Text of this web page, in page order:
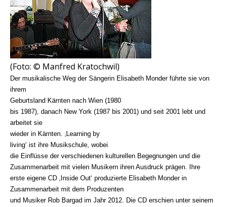
(Foto: © Manfred Kratochwil)
Der musikalische Weg der Sängerin Elisabeth Monder führte sie von
ihrem
Geburtsland Kärnten nach Wien (1980
bis 1987), danach New York (1987 bis 2001) und seit 2001 lebt und
arbeitet sie
wieder in Kärnten. ‚Learning by
living‘ ist ihre Musikschule, wobei
die Einflüsse der verschiedenen kulturellen Begegnungen und die
Zusammenarbeit mit vielen Musikern ihren Ausdruck prägen. Ihre
erste eigene CD ‚Inside Out‘ produzierte Elisabeth Monder in
Zusammenarbeit mit dem Produzenten
und Musiker Rob Bargad im Jahr 2012. Die CD erschien unter seinem